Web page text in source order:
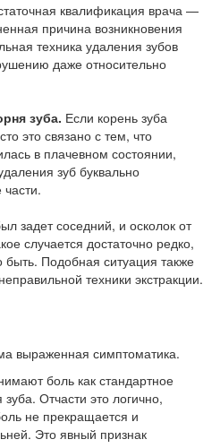
квалификация врача —
причина возникновения
техника удаления зубов
даже относительно
зуба. Если корень зуба
это связано с тем, что
в плачевном состоянии,
зуб буквально
задет соседний, и осколок от
случается достаточно редко,
Подобная ситуация также
техники экстракции.
выраженная симптоматика.
боль как стандартное
Отчасти это логично,
не прекращается и
Это явный признак